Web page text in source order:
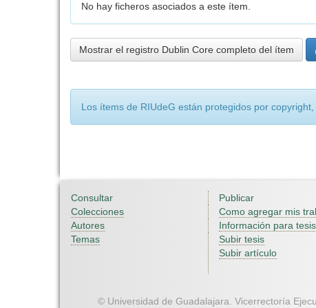
No hay ficheros asociados a este ítem.
Mostrar el registro Dublin Core completo del ítem
Los ítems de RIUdeG están protegidos por
Consultar
Colecciones
Autores
Temas
Publicar
Como agregar mis
Información para
Subir tesis
Subir artículo
© Universidad de Guadalajara. Vicerrectoría